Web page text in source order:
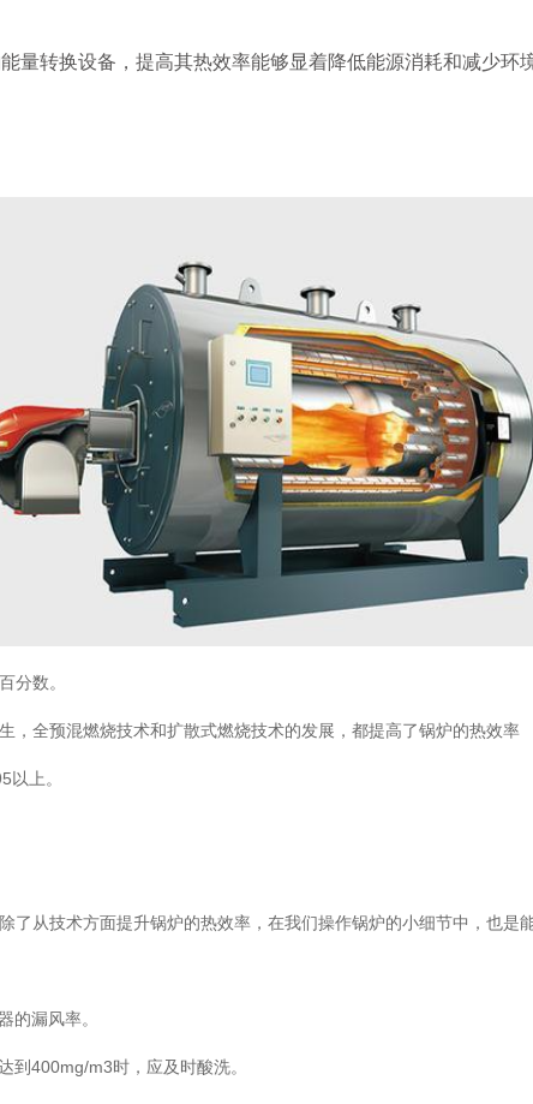
转换设备，提高其热效率能够显着降低能源消耗和减少环境
分数。
全预混燃烧技术和扩散式燃烧技术的发展，都提高了锅炉的热效率
上。
从技术方面提升锅炉的热效率，在我们操作锅炉的小细节中，也是
漏风率。
400mg/m3时，应及时酸洗。